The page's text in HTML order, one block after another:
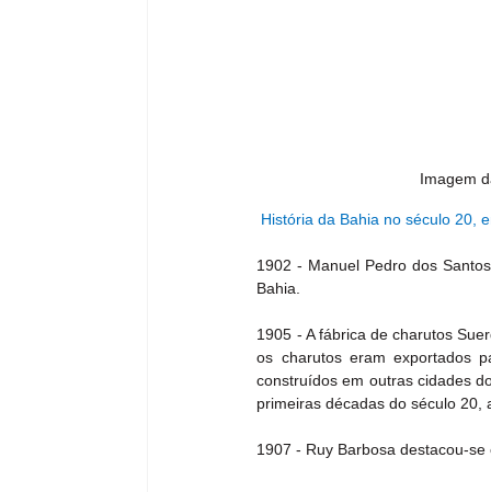
Imagem
História da Bahia no século 20,
1902 - Manuel Pedro dos
Bahia.
1905 - A fábrica de charutos
os charutos eram exportados
construídos em outras cidades
primeiras décadas do século
1907 - Ruy Barbosa destacou-